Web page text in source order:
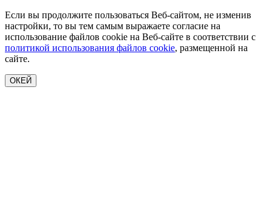
Если вы продолжите пользоваться Веб-сайтом, не изменив
настройки, то вы тем самым выражаете согласие на
использование файлов cookie на Веб-сайте в соответствии с
политикой использования файлов cookie, размещенной на
сайте.
ОКЕЙ